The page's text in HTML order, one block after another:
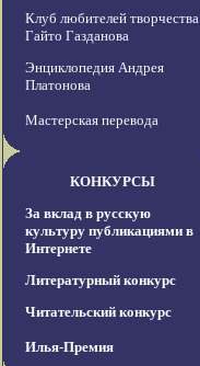
Клуб любителей творчества
Гайто Газданова
Энциклопедия Андрея
Платонова
Мастерская перевода
КОНКУРСЫ
За вклад в русскую
культуру публикациями в
Интернете
Литературный конкурс
Читательский конкурс
Илья-Премия